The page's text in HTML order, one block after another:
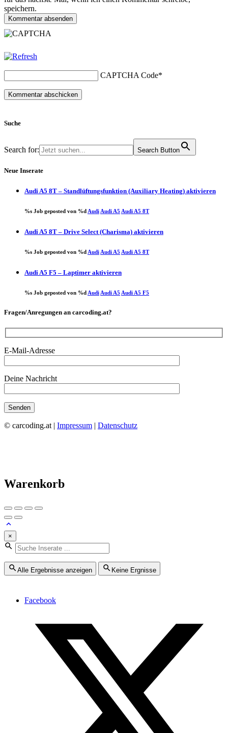
speichern.
Kommentar absenden
CAPTCHA Code*
Suche
Search for: Search Button
Neue Inserate
Audi A5 8T – Standlüftungsfunktion (Auxiliary Heating) aktivieren
%s Job geposted von %d Audi Audi A5 Audi A5 8T
Audi A5 8T – Drive Select (Charisma) aktivieren
%s Job geposted von %d Audi Audi A5 Audi A5 8T
Audi A5 F5 – Laptimer aktivieren
%s Job geposted von %d Audi Audi A5 Audi A5 F5
Fragen/Anregungen an carcoding.at?
E-Mail-Adresse
Deine Nachricht
© carcoding.at | Impressum | Datenschutz
Warenkorb
×
Alle Ergebnisse anzeigen Keine Ergnisse
Facebook